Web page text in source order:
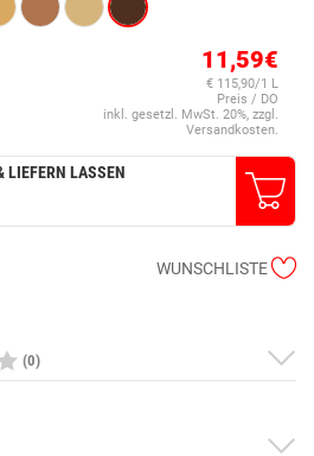
11,59€
€ 115,90/1 L
Preis / DO
inkl. gesetzl. MwSt. 20%, zzgl.
Versandkosten.
LIEFERN LASSEN
WUNSCHLISTE
(0)